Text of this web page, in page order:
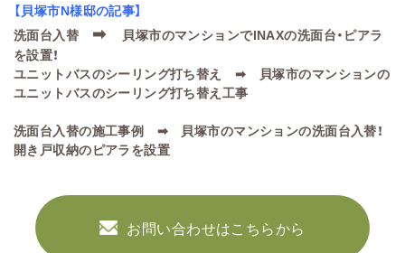
【貝塚市N様邸の記事】
洗面台入替 ➡
貝塚市のマンションでINAXの洗面台・ピアラ
を設置！
ユニットバスのシーリング打ち替え ➡
貝塚市のマンションの
ユニットバスのシーリング打ち替え工事
洗面台入替の施工事例 ➡ 貝塚市のマンションの洗面台入替！
開き戸収納のピアラを設置
お問い合わせはこちらから